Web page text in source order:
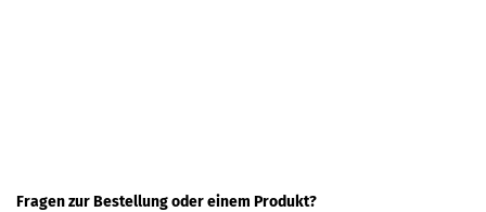
Fragen zur Bestellung oder einem Produkt?